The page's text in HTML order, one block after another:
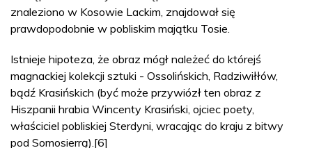
znaleziono w Kosowie Lackim, znajdował się
prawdopodobnie w pobliskim majątku Tosie.
Istnieje hipoteza, że obraz mógł należeć do którejś
magnackiej kolekcji sztuki - Ossolińskich, Radziwiłłów,
bądź Krasińskich (być może przywiózł ten obraz z
Hiszpanii hrabia Wincenty Krasiński, ojciec poety,
właściciel pobliskiej Sterdyni, wracając do kraju z bitwy
pod Somosierrą).[6]